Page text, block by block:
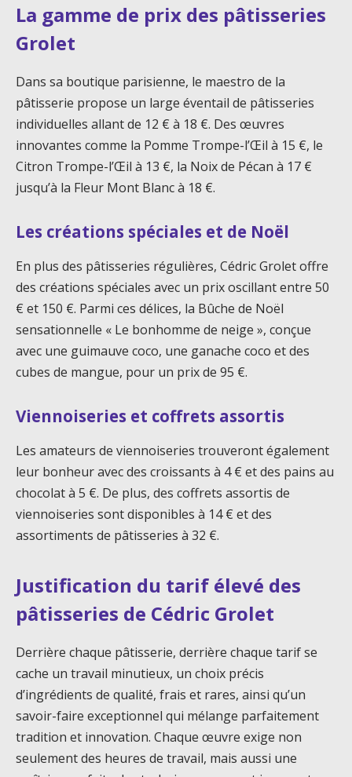
La gamme de prix des pâtisseries
Grolet
Dans sa boutique parisienne, le maestro de la
pâtisserie propose un large éventail de pâtisseries
individuelles allant de 12 € à 18 €. Des œuvres
innovantes comme la Pomme Trompe-l’Œil à 15 €, le
Citron Trompe-l’Œil à 13 €, la Noix de Pécan à 17 €
jusqu’à la Fleur Mont Blanc à 18 €.
Les créations spéciales et de Noël
En plus des pâtisseries régulières, Cédric Grolet offre
des créations spéciales avec un prix oscillant entre 50
€ et 150 €. Parmi ces délices, la Bûche de Noël
sensationnelle « Le bonhomme de neige », conçue
avec une guimauve coco, une ganache coco et des
cubes de mangue, pour un prix de 95 €.
Viennoiseries et coffrets assortis
Les amateurs de viennoiseries trouveront également
leur bonheur avec des croissants à 4 € et des pains au
chocolat à 5 €. De plus, des coffrets assortis de
viennoiseries sont disponibles à 14 € et des
assortiments de pâtisseries à 32 €.
Justification du tarif élevé des
pâtisseries de Cédric Grolet
Derrière chaque pâtisserie, derrière chaque tarif se
cache un travail minutieux, un choix précis
d’ingrédients de qualité, frais et rares, ainsi qu’un
savoir-faire exceptionnel qui mélange parfaitement
tradition et innovation. Chaque œuvre exige non
seulement des heures de travail, mais aussi une